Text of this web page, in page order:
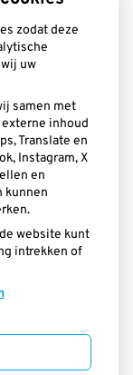
zodat deze
uw
samen met
externe inhoud
Translate en
Instagram, X
en
kunnen
website kunt
intrekken of